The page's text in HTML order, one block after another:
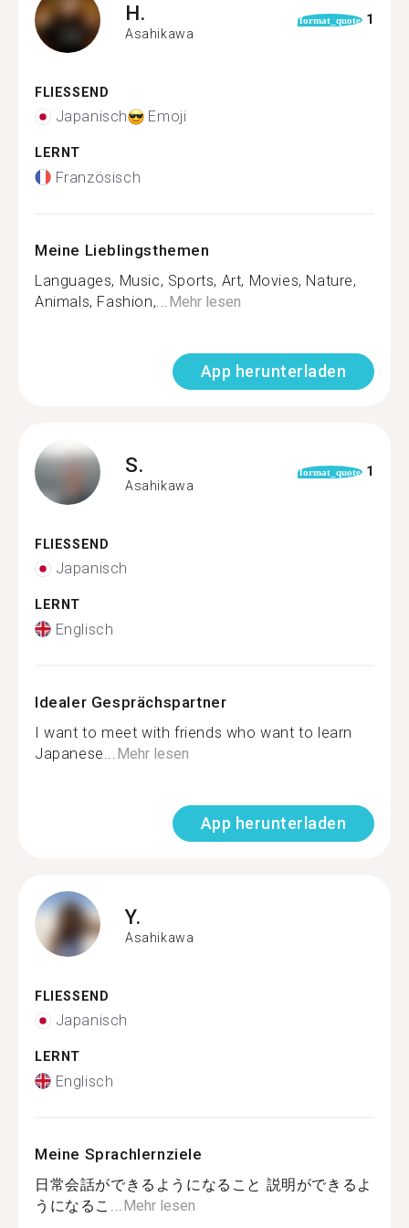
H.
Asahikawa
format_quote 1
FLIESSEND
Japanisch Emoji
LERNT
Französisch
Meine Lieblingsthemen
Languages, Music, Sports, Art, Movies, Nature,
Animals, Fashion,... Mehr lesen
App herunterladen
S.
Asahikawa
format_quote 1
FLIESSEND
Japanisch
LERNT
Englisch
Idealer Gesprächspartner
I want to meet with friends who want to learn
Japanese... Mehr lesen
App herunterladen
Y.
Asahikawa
FLIESSEND
Japanisch
LERNT
Englisch
Meine Sprachlernziele
日常会話ができるようになること 説明ができるよ
うになるこ... Mehr lesen